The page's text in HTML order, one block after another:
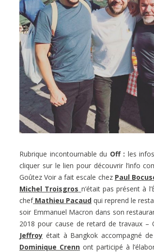
Rubrique incontournable du Off : les
cliquer sur le lien pour découvrir l’info
Goûtez Voir a fait escale chez Paul
Michel Troisgros n’était pas présent à
chefMathieu Pacaud qui reprend le
soir Emmanuel Macron dans son
2018 pour cause de retard de travaux –
Jeffroy était à Bangkok accompagné
Dominique Crenn ont participé à